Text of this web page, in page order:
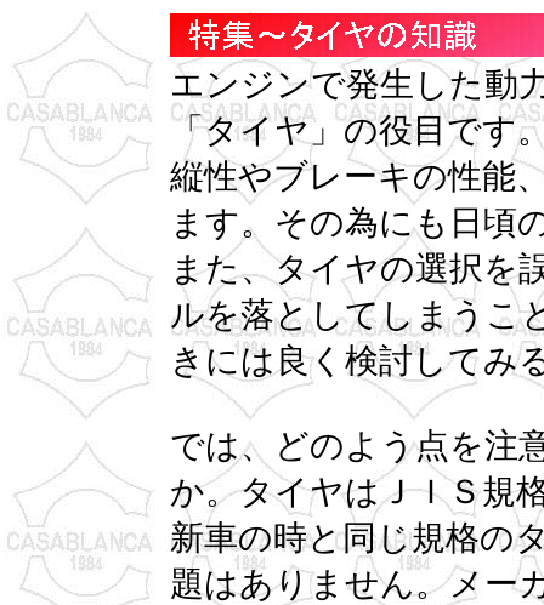
エンジンで発生した動
「タイヤ」の役目です
縦性やブレーキの性能
ます。その為にも日頃
また、タイヤの選択を
ルを落としてしまうこ
きには良く検討してみ
では、どのよう点を注
か。タイヤはＪＩＳ規
新車の時と同じ規格の
題はありません。メー